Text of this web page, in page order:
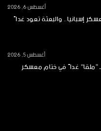
إسبانيا.. والبعثة تعود غداً
أغسطس 6, 2026
“ملقا” غداً في ختام معسكر
أغسطس 5, 2026